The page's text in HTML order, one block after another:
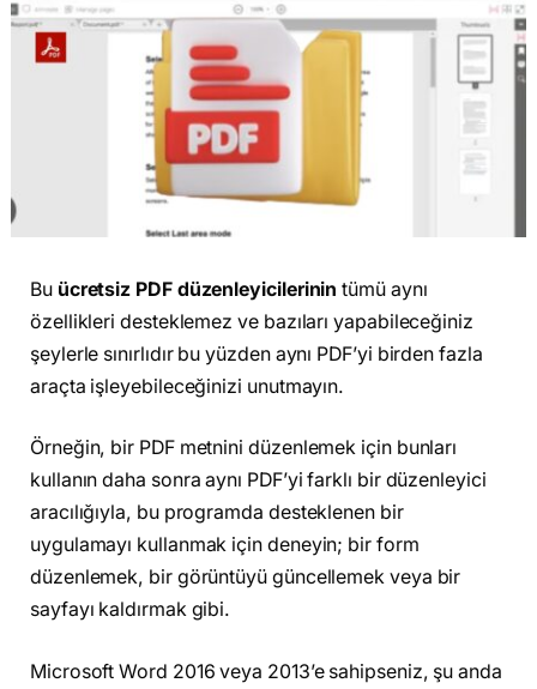
Bu ücretsiz PDF düzenleyicilerinin tümü aynı
özellikleri desteklemez ve bazıları yapabileceğiniz
şeylerle sınırlıdır bu yüzden aynı PDF’yi birden fazla
araçta işleyebileceğinizi unutmayın.
Örneğin, bir PDF metnini düzenlemek için bunları
kullanın daha sonra aynı PDF’yi farklı bir düzenleyici
aracılığıyla, bu programda desteklenen bir
uygulamayı kullanmak için deneyin; bir form
düzenlemek, bir görüntüyü güncellemek veya bir
sayfayı kaldırmak gibi.
Microsoft Word 2016 veya 2013’e sahipseniz, şu anda